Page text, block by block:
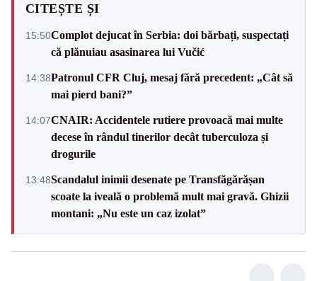
CITEȘTE ȘI
15:50Complot dejucat în Serbia: doi bărbați, suspectați
că plănuiau asasinarea lui Vučić
14:38Patronul CFR Cluj, mesaj fără precedent: „Cât să
mai pierd bani?”
14:07CNAIR: Accidentele rutiere provoacă mai multe
decese în rândul tinerilor decât tuberculoza și
drogurile
13:48Scandalul inimii desenate pe Transfăgărășan
scoate la iveală o problemă mult mai gravă. Ghizii
montani: „Nu este un caz izolat”